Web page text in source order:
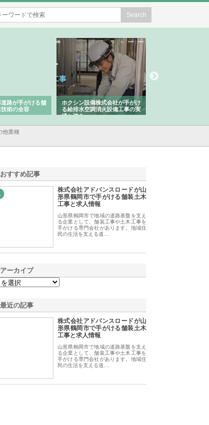
路が手がける舗
術の全容
ホクシン設備株式会社が手がけ
る給排水空調消火設備工事の実
績と強み
他業種
おすすめ記事
株式会社アドバンスロードが山
形県鶴岡市で手がける舗装土木
工事と求人情報
山形県鶴岡市で地域の道路基盤を支え
る企業として、舗装工事や土木工事を
手がける専門会社があります。地域住
民の生活を支える道…
アーカイブ
最近の記事
株式会社アドバンスロードが山
形県鶴岡市で手がける舗装土木
工事と求人情報
山形県鶴岡市で地域の道路基盤を支え
る企業として、舗装工事や土木工事を
手がける専門会社があります。地域住
民の生活を支える道…